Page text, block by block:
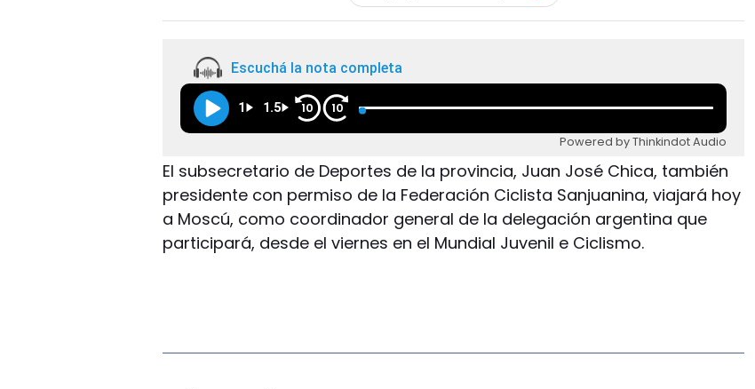
Escuchá la nota completa
1 1.5 10 10
Powered by Thinkindot Audio
El subsecretario de Deportes de la provincia, Juan José Chica, también
presidente con permiso de la Federación Ciclista Sanjuanina, viajará hoy
a Moscú, como coordinador general de la delegación argentina que
participará, desde el viernes en el Mundial Juvenil e Ciclismo.